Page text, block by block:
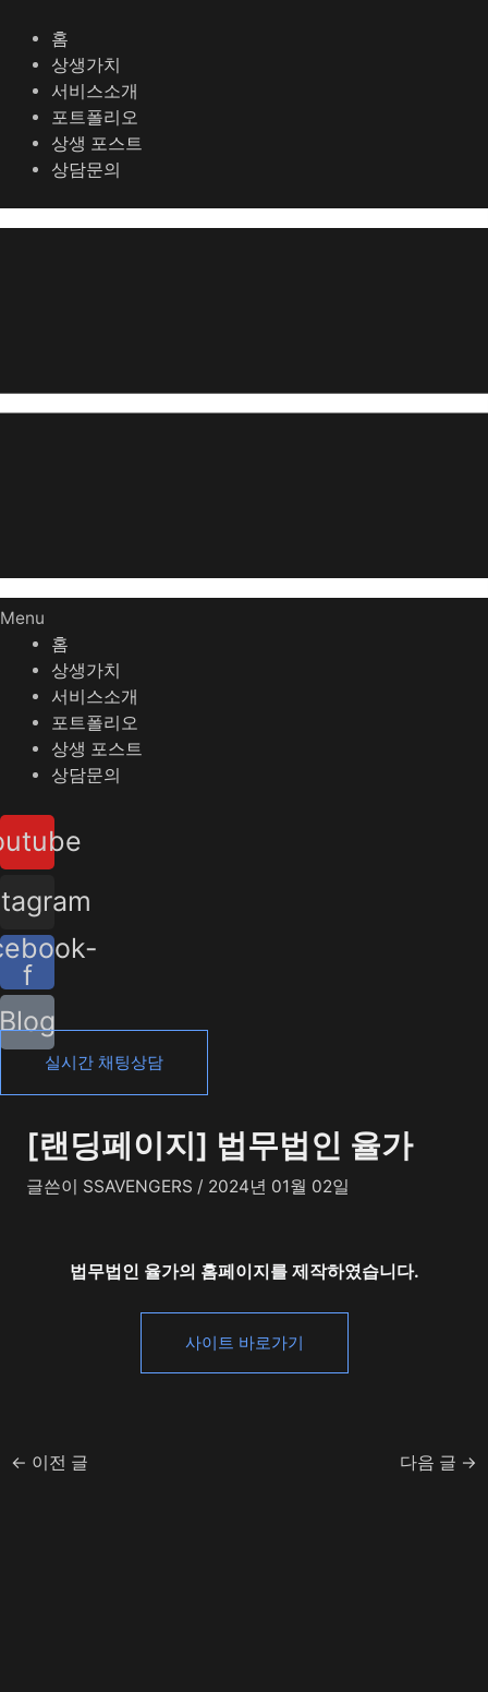
홈
상생가치
서비스소개
포트폴리오
상생 포스트
상담문의
Menu
홈
상생가치
서비스소개
포트폴리오
상생 포스트
상담문의
f
Blog
실시간 채팅상담
[랜딩페이지] 법무법인 율가
글쓴이 SSAVENGERS / 2024년 01월 02일
법무법인 율가의 홈페이지를 제작하였습니다.
사이트 바로가기
← 이전 글 다음 글 →